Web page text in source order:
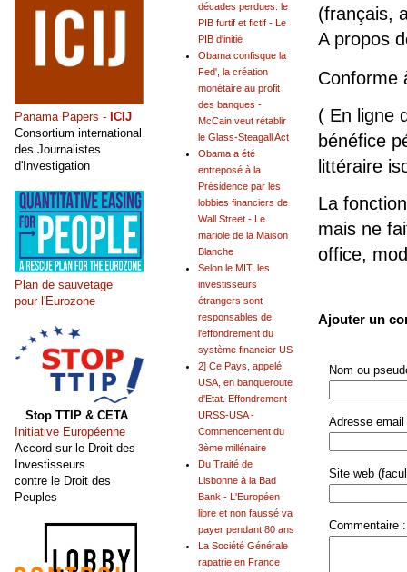
(français,
A propos
Conforme
( En ligne
bénéfice
littéraire
La
mais ne
office,
Ajouter un
Nom ou
Adresse email
Site web
Commentaire :
décades perdues: le
PIB furtif et fictif - Le
PIB d'initié
Obama confisque la
Fed', la création
monétaire au profit
des banques -
McCain veut rétablir
le Glass-Steagall Act
Obama a été
entreposé à la
Présidence par les
lobbies financiers de
Wall Street - Le
mariole de la Maison
Blanche
Selon le MIT, les
investisseurs
étrangers sont
responsables de
l'effondrement du
système financier US
2] Ce Pays, appelé
USA, en banqueroute
d'Etat. Effondrement
URSS-USA -
Commencement du
3ème millénaire
Du Traité de
Lisbonne à la Bad
Bank - L'Européen
libre et non faussé va
payer pendant 80 ans
La Société Générale
rapatrie en France
Panama Papers - ICIJ
Consortium international
des Journalistes
d'Investigation
Plan de sauvetage
pour l'Eurozone
Stop TTIP & CETA
Initiative Européenne
Accord sur le Droit des
Investisseurs
contre le Droit des
Peuples